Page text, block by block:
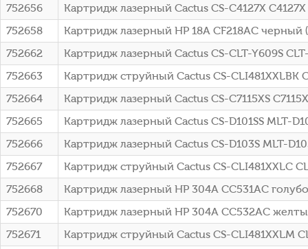
752656
Картридж лазерный Cactus CS-C4127X
752658
Картридж лазерный HP 18A CF218AC черный
752662
Картридж лазерный Cactus CS-CLT-Y609S
752663
Картридж струйный Cactus CS-CLI481XXLBK
752664
Картридж лазерный Cactus CS-C7115XS
752665
Картридж лазерный Cactus CS-D101SS MLT-
752666
Картридж лазерный Cactus CS-D103S MLT-
752667
Картридж струйный Cactus CS-CLI481XXLC
752668
Картридж лазерный HP 304A CC531AC
752670
Картридж лазерный HP 304A CC532AC
752671
Картридж струйный Cactus CS-CLI481XXLM